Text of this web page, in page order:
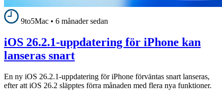
9to5Mac • 6 månader sedan
iOS 26.2.1-uppdatering för iPhone kan
lanseras snart
En ny iOS 26.2.1-uppdatering för iPhone förväntas snart lanseras,
efter att iOS 26.2 släpptes förra månaden med flera nya funktioner.